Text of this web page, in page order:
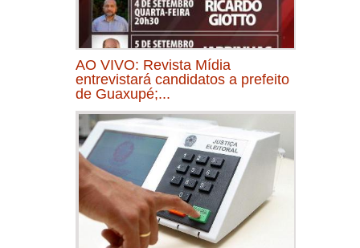
AO VIVO: Revista Mídia
entrevistará candidatos a prefeito
de Guaxupé;...